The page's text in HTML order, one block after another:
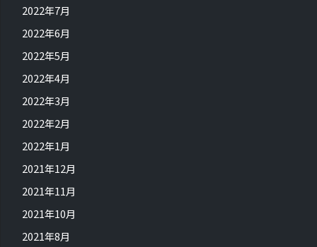
2022年7月
2022年6月
2022年5月
2022年4月
2022年3月
2022年2月
2022年1月
2021年12月
2021年11月
2021年10月
2021年8月